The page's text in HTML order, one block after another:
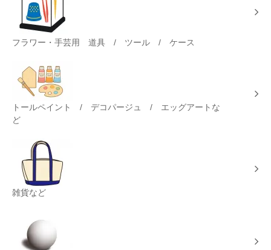
フラワー・手芸用 道具 / ツール / ケース
トールペイント / デコパージュ / エッグアートな
ど
雑貨など